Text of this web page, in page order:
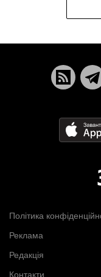
Політика
Реклама
Редакція
Контакти